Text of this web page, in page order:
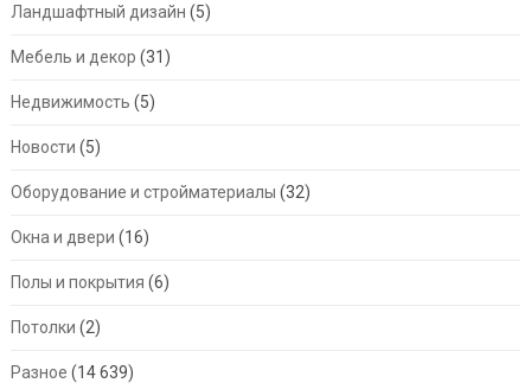
Ландшафтный дизайн (5)
Мебель и декор (31)
Недвижимость (5)
Новости (5)
Оборудование и стройматериалы (32)
Окна и двери (16)
Полы и покрытия (6)
Потолки (2)
Разное (14 639)